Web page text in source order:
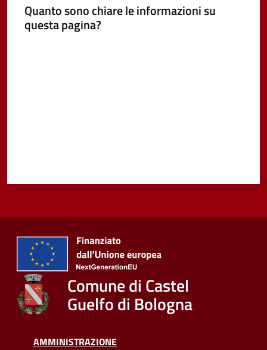
Quanto sono chiare le informazioni su
questa pagina?
Comune di Castel
Guelfo di Bologna
AMMINISTRAZIONE